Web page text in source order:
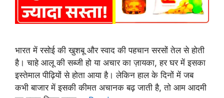
भारत में रसोई की खुशबू और स्वाद की पहचान सरसों तेल से होती
है। चाहे आलू की सब्जी हो या अचार का ज़ायका, हर घर में इसका
इस्तेमाल पीढ़ियों से होता आया है। लेकिन हाल के दिनों में जब
कभी बाजार में इसकी कीमत अचानक बढ़ जाती है, तो आम आदमी